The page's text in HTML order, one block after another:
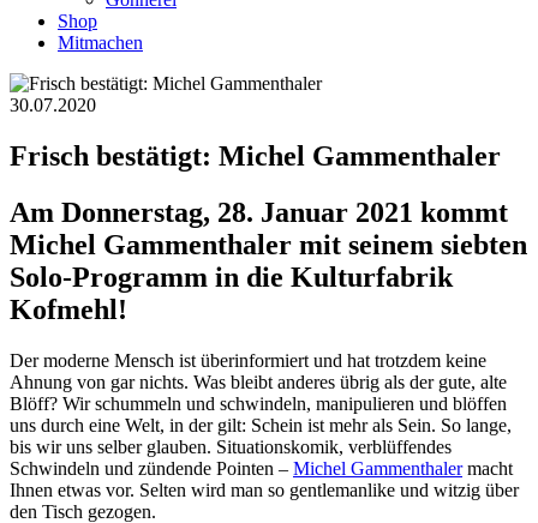
Shop
Mitmachen
30.07.2020
Frisch bestätigt: Michel Gammenthaler
Am Donnerstag, 28. Januar 2021 kommt
Michel Gammenthaler mit seinem siebten
Solo-Programm in die Kulturfabrik
Kofmehl!
Der moderne Mensch ist überinformiert und hat trotzdem keine
Ahnung von gar nichts. Was bleibt anderes übrig als der gute, alte
Blöff? Wir schummeln und schwindeln, manipulieren und blöffen
uns durch eine Welt, in der gilt: Schein ist mehr als Sein. So lange,
bis wir uns selber glauben. Situationskomik, verblüffendes
Schwindeln und zündende Pointen – Michel Gammenthalermacht
Ihnen etwas vor. Selten wird man so gentlemanlike und witzig über
den Tisch gezogen.